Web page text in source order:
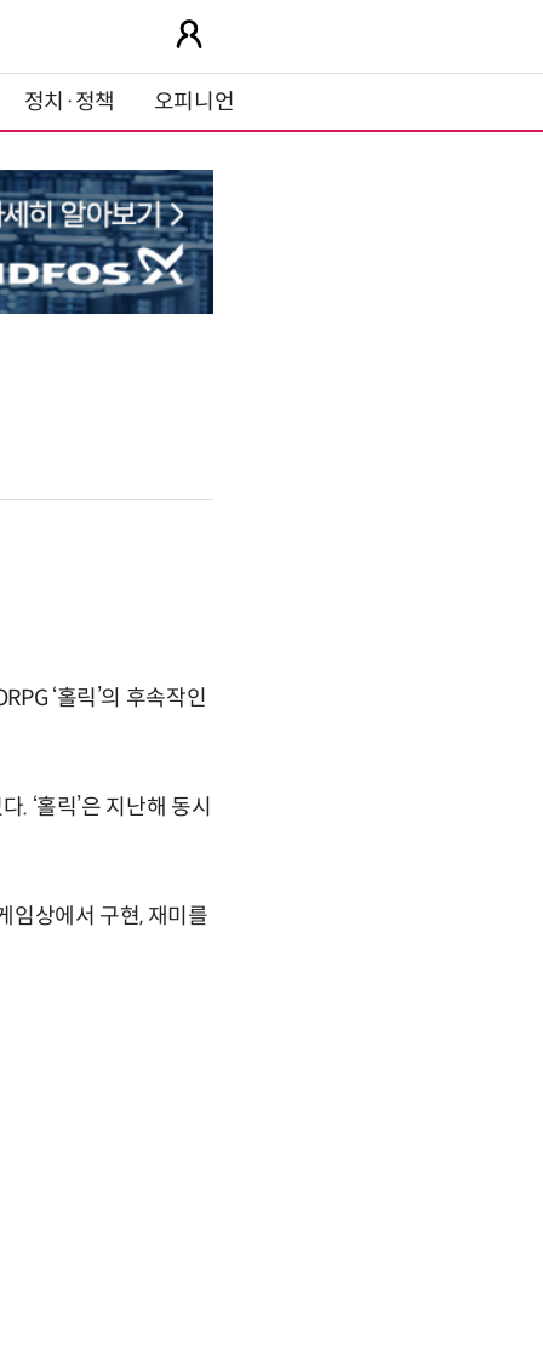
정치·정책 오피니언
‘홀릭’의 후속작인
. ‘홀릭’은 지난해 동시
임상에서 구현, 재미를